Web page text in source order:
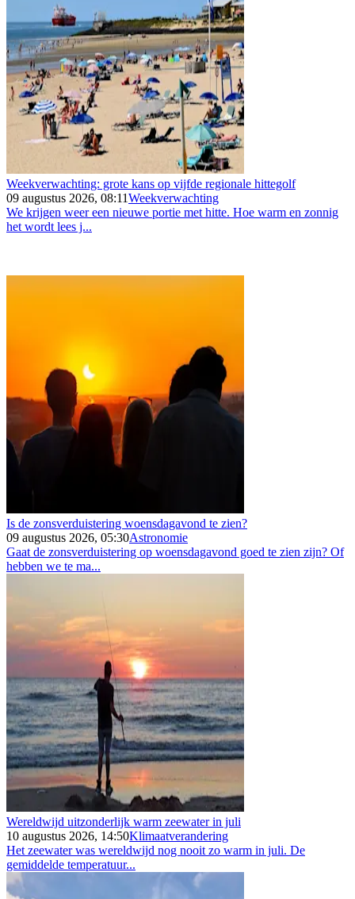
Weekverwachting: grote kans op vijfde regionale hittegolf
09 augustus 2026, 08:11Weekverwachting
We krijgen weer een nieuwe portie met hitte. Hoe warm en zonnig
het wordt lees j...
Is de zonsverduistering woensdagavond te zien?
09 augustus 2026, 05:30Astronomie
Gaat de zonsverduistering op woensdagavond goed te zien zijn? Of
hebben we te ma...
Wereldwijd uitzonderlijk warm zeewater in juli
10 augustus 2026, 14:50Klimaatverandering
Het zeewater was wereldwijd nog nooit zo warm in juli. De
gemiddelde temperatuur...